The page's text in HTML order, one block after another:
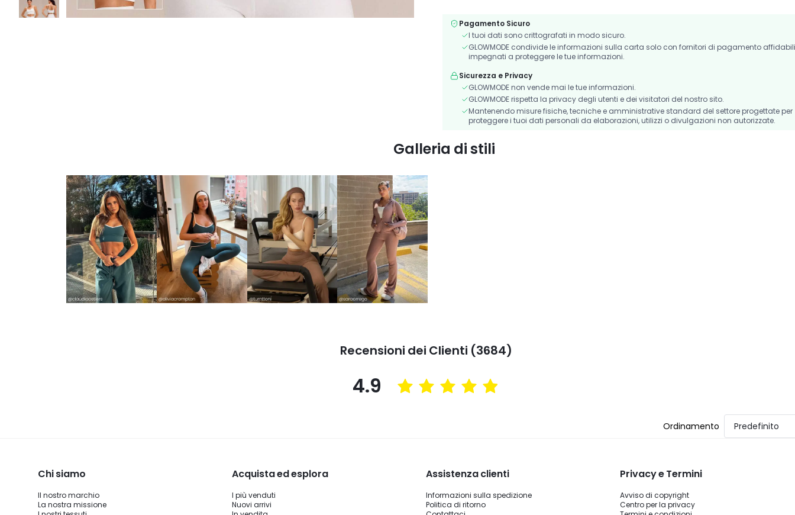
Pagamento Sicuro
I tuoi dati sono crittografati in modo sicuro.
GLOWMODE condivide le informazioni sulla carta solo con fornitori di pagamento affidabili
impegnati a proteggere le tue informazioni.
Sicurezza e Privacy
GLOWMODE non vende mai le tue informazioni.
GLOWMODE rispetta la privacy degli utenti e dei visitatori del nostro sito.
Mantenendo misure fisiche, tecniche e amministrative standard del settore progettate per
proteggere i tuoi dati personali da elaborazioni, utilizzi o divulgazioni non autorizzate.
Galleria di stili
Recensioni dei Clienti (3684)
4.9
Ordinamento Predefinito
Chi siamo
Il nostro marchio
La nostra missione
Acquista ed esplora
I più venduti
Nuovi arrivi
Assistenza clienti
Informazioni sulla spedizione
Politica di ritorno
Privacy e Termini
Avviso di copyright
Centro per la privacy